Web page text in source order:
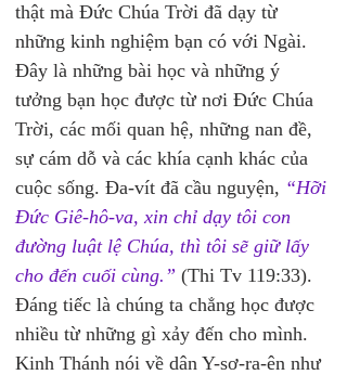
thật mà Đức Chúa Trời đã dạy từ
những kinh nghiệm bạn có với Ngài.
Đây là những bài học và những ý
tưởng bạn học được từ nơi Đức Chúa
Trời, các mối quan hệ, những nan đề,
sự cám dỗ và các khía cạnh khác của
cuộc sống. Đa-vít đã cầu nguyện, “Hỡi
Đức Giê-hô-va, xin chỉ dạy tôi con
đường luật lệ Chúa, thì tôi sẽ giữ lấy
cho đến cuối cùng.” (Thi Tv 119:33).
Đáng tiếc là chúng ta chẳng học được
nhiều từ những gì xảy đến cho mình.
Kinh Thánh nói về dân Y-sơ-ra-ên như